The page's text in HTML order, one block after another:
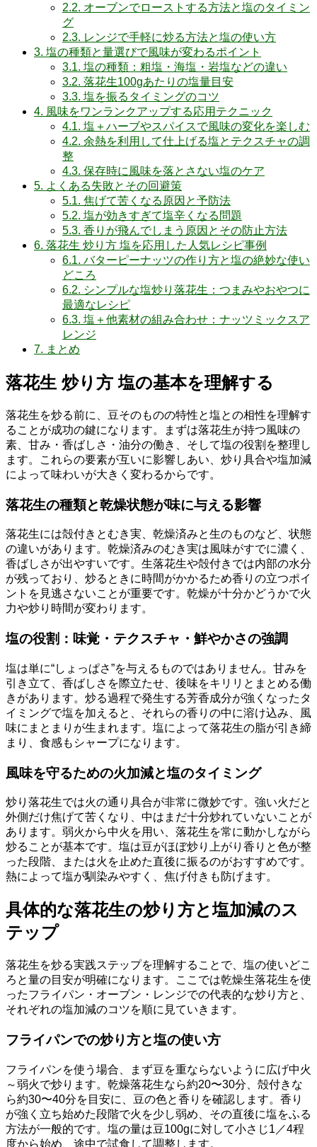
2.2. オーブンでローストする方法と塩のタイミン
グ
2.3. レンジで手軽に炒る方法と塩の使い方
3. 塩の種類と量選びで風味が変わるポイント
3.1. 塩の種類：粗塩・海塩・岩塩などの違い
3.2. 落花生100gあたりの塩量目安
3.3. 塩を振るタイミングのコツ
4. 風味をワンランクアップする応用テクニック
4.1. 塩＋ハーブやスパイスで風味の変化を楽しむ
4.2. 余熱を利用して仕上げる塩とテクスチャの調
整
4.3. 保存時に風味を落とさない塩のケア
5. よくある失敗とその回避策
5.1. 焦げて苦くなる原因と予防法
5.2. 塩が効きすぎて塩辛くなる問題
5.3. 香りが飛んでしまう原因とその防止方法
6. 落花生 炒り方 塩を応用した人気レシピ事例
6.1. バターピーナッツの作り方と塩の絶妙な使い
どころ
6.2. シンプルな塩炒り落花生：つまみやおやつに
最適なレシピ
6.3. 塩＋他素材の組み合わせ：ナッツミックスア
レンジ
7. まとめ
落花生 炒り方 塩の基本を理解する
落花生を炒る前に、豆そのものの特性と塩との相性を理解す
ることが成功の鍵になります。まずは落花生が持つ風味の
素、甘み・香ばしさ・油分の働き、そして塩の役割を整理し
ます。これらの要素が互いに影響しあい、炒り具合や塩加減
によって味わいが大きく変わるからです。
落花生の種類と乾燥状態が味に与える影響
落花生には殻付きとむき実、乾燥済みと生のものなど、状態
の違いがあります。乾燥済みのむき実は風味がすでに濃く、
香ばしさが出やすいです。生落花生や殻付きでは内部の水分
が残っており、炒るときに時間がかかるため香りの立つポイ
ントを見逃さないことが重要です。乾燥が十分かどうかで火
力や炒り時間が変わります。
塩の役割：味覚・テクスチャ・鮮やかさの強調
塩は単に“しょっぱさ”を与えるものではありません。甘みを
引き立て、香ばしさを際立たせ、後味をキリリとまとめる働
きがあります。炒る過程で発生する芳香成分が強くなったタ
イミングで塩を加えると、それらの香りの中に溶け込み、風
味にまとまりが生まれます。塩によって落花生の脂が引き締
まり、食感もシャープになります。
風味を守るための火加減と塩のタイミング
炒り落花生では火の通り具合が非常に微妙です。強い火だと
外側だけ焦げて苦くなり、中はまだ十分炒れていないことが
あります。弱火から中火を用い、落花生を常に動かしながら
炒ることが基本です。塩は豆がほぼ炒り上がり香りと色が整
った段階、または火を止めた直後に振るのがおすすめです。
熱によって塩が馴染みやすく、焦げ付きも防げます。
具体的な落花生の炒り方と塩加減のス
テップ
落花生を炒る実践ステップを理解することで、塩の使いどこ
ろと量の目安が明確になります。ここでは乾燥生落花生を使
ったフライパン・オーブン・レンジでの代表的な炒り方と、
それぞれの塩加減のコツを順に見ていきます。
フライパンでの炒り方と塩の使い方
フライパンを使う場合、まず豆を重ならないように広げ中火
～弱火で炒ります。乾燥落花生なら約20〜30分、殻付きな
ら約30〜40分を目安に、豆の色と香りを確認します。香り
が強く立ち始めた段階で火を少し弱め、その直後に塩をふる
方法が一般的です。塩の量は豆100gに対して小さじ1／4程
度から始め、途中で試食して調整します。